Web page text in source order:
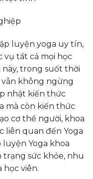
luyện yoga uy tín,
tất cả mọi học
trong suốt thời
vẫn không ngừng
nhật kiến thức
mà còn kiến thức
cơ thể người, khoa
liên quan đến Yoga
Yoga khoa
trạng sức khỏe, nhu
viên.